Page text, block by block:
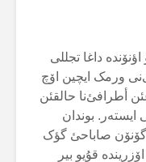
اؤنۆندە داغا تجللی
ورمک ایچین اۆچ
أطرافئ‌نا حالقئن
بوندان
گۆنۆن صاباحئ گؤک
قۇیو بیر